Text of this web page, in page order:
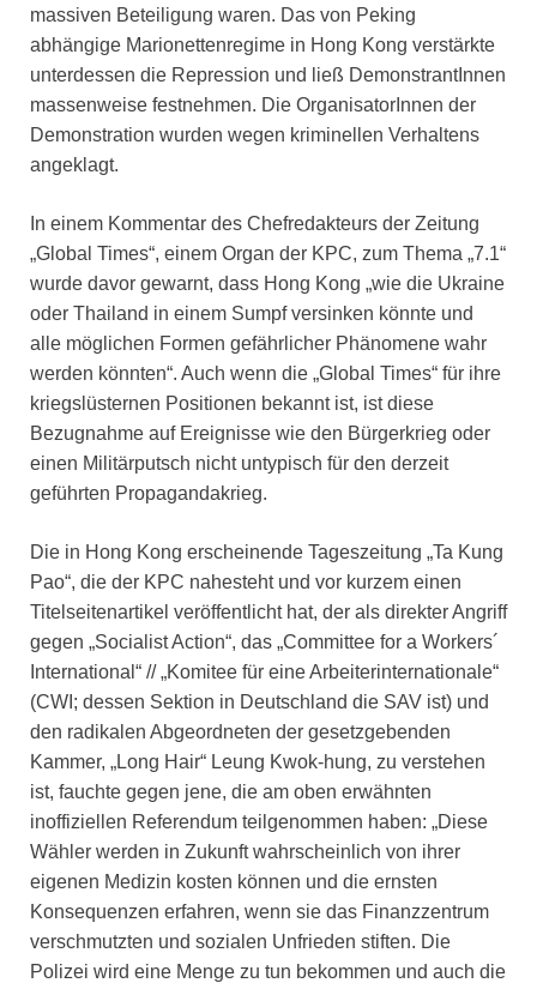
massiven Beteiligung waren. Das von Peking
abhängige Marionettenregime in Hong Kong verstärkte
unterdessen die Repression und ließ DemonstrantInnen
massenweise festnehmen. Die OrganisatorInnen der
Demonstration wurden wegen kriminellen Verhaltens
angeklagt.
In einem Kommentar des Chefredakteurs der Zeitung
„Global Times“, einem Organ der KPC, zum Thema „7.1“
wurde davor gewarnt, dass Hong Kong „wie die Ukraine
oder Thailand in einem Sumpf versinken könnte und
alle möglichen Formen gefährlicher Phänomene wahr
werden könnten“. Auch wenn die „Global Times“ für ihre
kriegslüsternen Positionen bekannt ist, ist diese
Bezugnahme auf Ereignisse wie den Bürgerkrieg oder
einen Militärputsch nicht untypisch für den derzeit
geführten Propagandakrieg.
Die in Hong Kong erscheinende Tageszeitung „Ta Kung
Pao“, die der KPC nahesteht und vor kurzem einen
Titelseitenartikel veröffentlicht hat, der als direkter Angriff
gegen „Socialist Action“, das „Committee for a Workers´
International“ // „Komitee für eine Arbeiterinternationale“
(CWI; dessen Sektion in Deutschland die SAV ist) und
den radikalen Abgeordneten der gesetzgebenden
Kammer, „Long Hair“ Leung Kwok-hung, zu verstehen
ist, fauchte gegen jene, die am oben erwähnten
inoffiziellen Referendum teilgenommen haben: „Diese
Wähler werden in Zukunft wahrscheinlich von ihrer
eigenen Medizin kosten können und die ernsten
Konsequenzen erfahren, wenn sie das Finanzzentrum
verschmutzten und sozialen Unfrieden stiften. Die
Polizei wird eine Menge zu tun bekommen und auch die